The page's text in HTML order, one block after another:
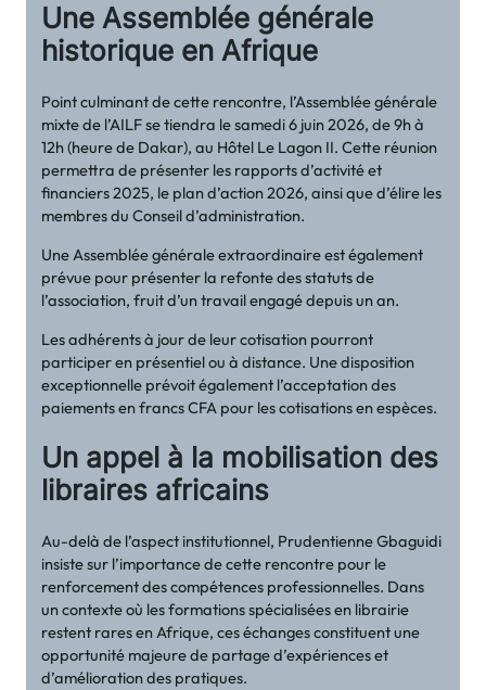
Une Assemblée générale
historique en Afrique
Point culminant de cette rencontre, l’Assemblée générale
mixte de l’AILF se tiendra le samedi 6 juin 2026, de 9h à
12h (heure de Dakar), au Hôtel Le Lagon II. Cette réunion
permettra de présenter les rapports d’activité et
financiers 2025, le plan d’action 2026, ainsi que d’élire les
membres du Conseil d’administration.
Une Assemblée générale extraordinaire est également
prévue pour présenter la refonte des statuts de
l’association, fruit d’un travail engagé depuis un an.
Les adhérents à jour de leur cotisation pourront
participer en présentiel ou à distance. Une disposition
exceptionnelle prévoit également l’acceptation des
paiements en francs CFA pour les cotisations en espèces.
Un appel à la mobilisation des
libraires africains
Au-delà de l’aspect institutionnel, Prudentienne Gbaguidi
insiste sur l’importance de cette rencontre pour le
renforcement des compétences professionnelles. Dans
un contexte où les formations spécialisées en librairie
restent rares en Afrique, ces échanges constituent une
opportunité majeure de partage d’expériences et
d’amélioration des pratiques.